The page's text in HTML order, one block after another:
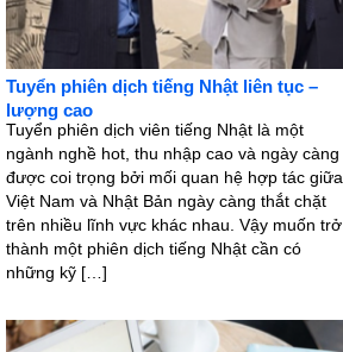
Tuyển phiên dịch tiếng Nhật liên tục –
lượng cao
Tuyển phiên dịch viên tiếng Nhật là một
ngành nghề hot, thu nhập cao và ngày càng
được coi trọng bởi mối quan hệ hợp tác giữa
Việt Nam và Nhật Bản ngày càng thắt chặt
trên nhiều lĩnh vực khác nhau. Vậy muốn trở
thành một phiên dịch tiếng Nhật cần có
những kỹ […]